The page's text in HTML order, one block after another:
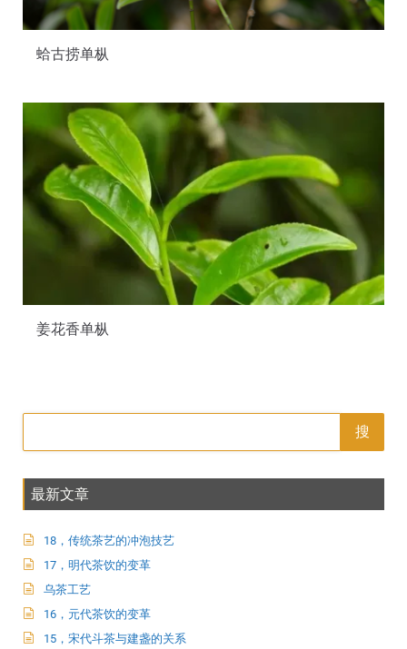
蛤古捞单枞
姜花香单枞
搜
最新文章
18，传统茶艺的冲泡技艺
17，明代茶饮的变革
乌茶工艺
16，元代茶饮的变革
15，宋代斗茶与建盏的关系